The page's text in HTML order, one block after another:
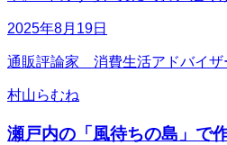
2025年8月19日
通販評論家 消費生活アドバイザ
村山らむね
瀬戸内の「風待ちの島」で